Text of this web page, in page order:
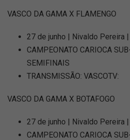
VASCO DA GAMA X FLAMENGO
27 de junho | Nivaldo Pereira |
CAMPEONATO CARIOCA
SEMIFINAIS
TRANSMISSÃO: VASCOTV:
VASCO DA GAMA X BOTAFOGO
27 de junho | Nivaldo Pereira
CAMPEONATO CARIOCA